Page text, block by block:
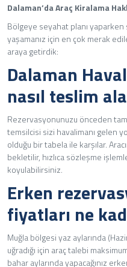
Dalaman’da Araç Kiralama
Bölgeye seyahat planı
yaşamanız için en çok merak
araya getirdik:
Dalaman
nasıl teslim
Rezervasyonunuzu önceden
temsilcisi sizi havalimanı gelen
olduğu bir tabela ile karşılar.
bekletilir, hızlıca sözleşme
koyulabilirsiniz.
Erken
fiyatları ne
Muğla bölgesi yaz aylarında
uğradığı için araç talebi
bahar aylarında yapacağınız